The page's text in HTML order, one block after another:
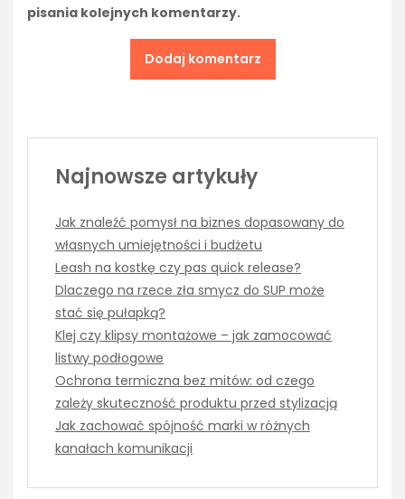
pisania kolejnych komentarzy.
Najnowsze artykuły
Jak znaleźć pomysł na biznes dopasowany do
własnych umiejętności i budżetu
Leash na kostkę czy pas quick release?
Dlaczego na rzece zła smycz do SUP może
stać się pułapką?
Klej czy klipsy montażowe – jak zamocować
listwy podłogowe
Ochrona termiczna bez mitów: od czego
zależy skuteczność produktu przed stylizacją
Jak zachować spójność marki w różnych
kanałach komunikacji